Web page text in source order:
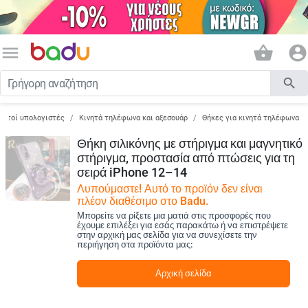
menu shopping_basket account_circle
search
υπολογιστές Κινητά τηλέφωνα και αξεσουάρ Θήκες για κινητά τηλέφωνα
Θήκη σιλικόνης με στήριγμα και μαγνητικό
στήριγμα, προστασία από πτώσεις για τη
σειρά iPhone 12–14
Λυπούμαστε! Αυτό το προϊόν δεν είναι
πλέον διαθέσιμο στο Badu.
Μπορείτε να ρίξετε μια ματιά στις προσφορές που
έχουμε επιλέξει για εσάς παρακάτω ή να επιστρέψετε
στην αρχική μας σελίδα για να συνεχίσετε την
περιήγηση στα προϊόντα μας:
Αρχική σελίδα